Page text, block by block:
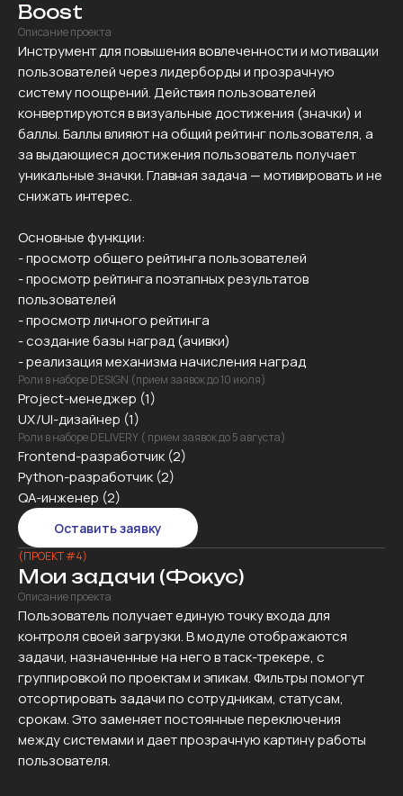
Boost
Описание проекта
Инструмент для повышения вовлеченности и мотивации
пользователей через лидерборды и прозрачную
систему поощрений. Действия пользователей
конвертируются в визуальные достижения (значки) и
баллы. Баллы влияют на общий рейтинг пользователя, а
за выдающиеся достижения пользователь получает
уникальные значки. Главная задача — мотивировать и не
снижать интерес.
Основные функции:
- просмотр общего рейтинга пользователей
- просмотр рейтинга поэтапных результатов
пользователей
- просмотр личного рейтинга
- создание базы наград (ачивки)
- реализация механизма начисления наград
Роли в наборе DESIGN (прием заявок до 10 июля)
Project-менеджер (1)
UX/UI-дизайнер (1)
Роли в наборе DELIVERY ( прием заявок до 5 августа)
Frontend-разработчик (2)
Python-разработчик (2)
QA-инженер (2)
Оставить заявку
(ПРОЕКТ #4)
Мои задачи (Фокус)
Описание проекта
Пользователь получает единую точку входа для
контроля своей загрузки. В модуле отображаются
задачи, назначенные на него в таск-трекере, с
группировкой по проектам и эпикам. Фильтры помогут
отсортировать задачи по сотрудникам, статусам,
срокам. Это заменяет постоянные переключения
между системами и дает прозрачную картину работы
пользователя.